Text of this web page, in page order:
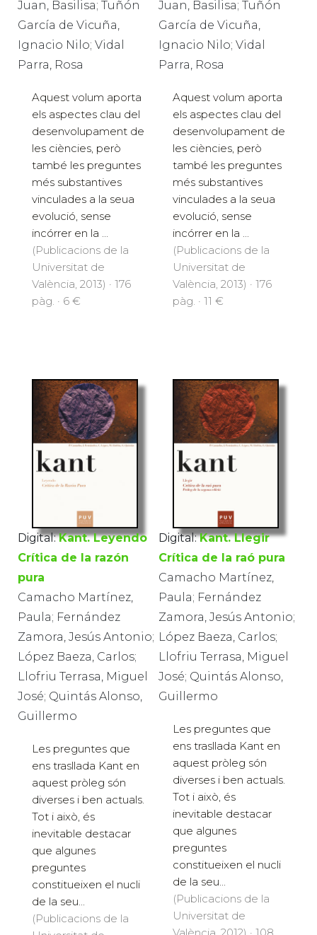
Juan, Basilisa; Tuñón
García de Vicuña,
Ignacio Nilo; Vidal
Parra, Rosa
Aquest volum aporta
els aspectes clau del
desenvolupament de
les ciències, però
també les preguntes
més substantives
vinculades a la seua
evolució, sense
incórrer en la ...
(Publicacions de la
Universitat de
València, 2013) · 176
pàg. · 6 €
Juan, Basilisa; Tuñón
García de Vicuña,
Ignacio Nilo; Vidal
Parra, Rosa
Aquest volum aporta
els aspectes clau del
desenvolupament de
les ciències, però
també les preguntes
més substantives
vinculades a la seua
evolució, sense
incórrer en la ...
(Publicacions de la
Universitat de
València, 2013) · 176
pàg. · 11 €
Digital: Kant. Leyendo
Crítica de la razón
pura
Camacho Martínez,
Paula; Fernández
Zamora, Jesús Antonio;
López Baeza, Carlos;
Llofriu Terrasa, Miguel
José; Quintás Alonso,
Guillermo
Les preguntes que
ens trasllada Kant en
aquest pròleg són
diverses i ben actuals.
Tot i això, és
inevitable destacar
que algunes
preguntes
constitueixen el nucli
de la seu...
(Publicacions de la
Digital: Kant. Llegir
Crítica de la raó pura
Camacho Martínez,
Paula; Fernández
Zamora, Jesús Antonio;
López Baeza, Carlos;
Llofriu Terrasa, Miguel
José; Quintás Alonso,
Guillermo
Les preguntes que
ens trasllada Kant en
aquest pròleg són
diverses i ben actuals.
Tot i això, és
inevitable destacar
que algunes
preguntes
constitueixen el nucli
de la seu...
(Publicacions de la
Universitat de